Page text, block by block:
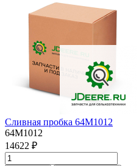
Сливная пробка 64M1012
64M1012
14622 ₽